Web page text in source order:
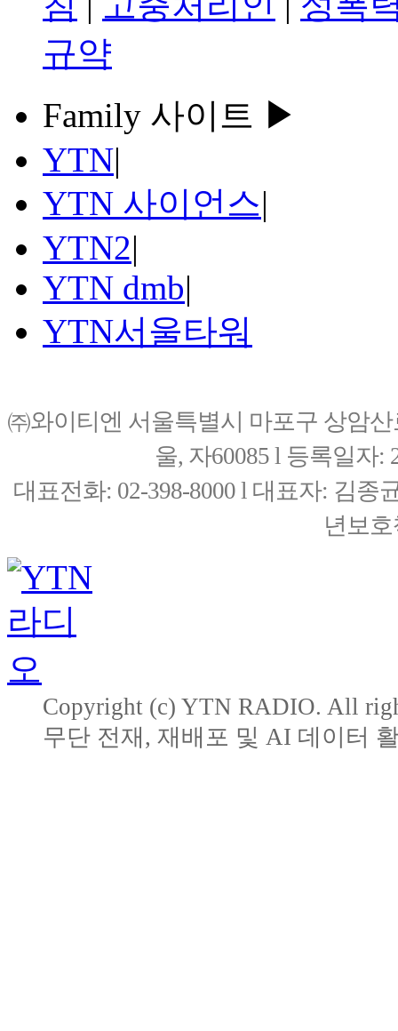
규약
Family 사이트 ▶
YTN|
YTN 사이언스|
YTN2|
YTN dmb|
YTN서울타워
㈜와이티엔 서울특별시 마포구 상암
울, 자60085 l 등록일자:
대표전화: 02-398-8000 l 대표자: 김종
년보
Copyright (c) YTN RADIO. All
무단 전재, 재배포 및 AI 데이터